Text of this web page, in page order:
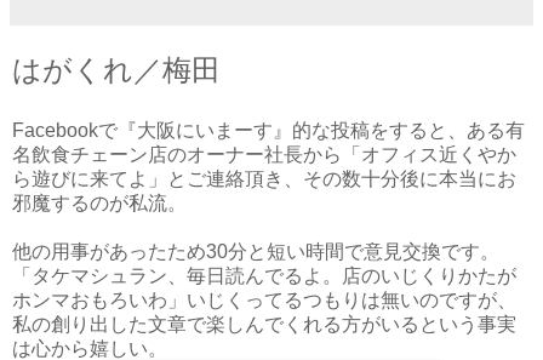
はがくれ／梅田
Facebookで『大阪にいまーす』的な投稿をすると、ある有
名飲食チェーン店のオーナー社長から「オフィス近くやか
ら遊びに来てよ」とご連絡頂き、その数十分後に本当にお
邪魔するのが私流。
他の用事があったため30分と短い時間で意見交換です。
「タケマシュラン、毎日読んでるよ。店のいじくりかたが
ホンマおもろいわ」いじくってるつもりは無いのですが、
私の創り出した文章で楽しんでくれる方がいるという事実
は心から嬉しい。